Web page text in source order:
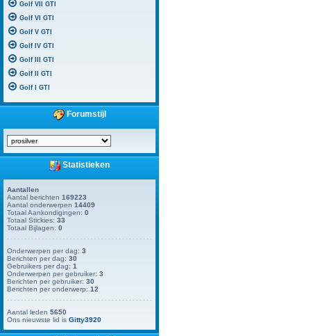
Golf VII GTI
Golf VI GTI
Golf V GTI
Golf IV GTI
Golf III GTI
Golf II GTI
Golf I GTI
Forumstijl
Statistieken
Aantallen
Aantal berichten 169223
Aantal onderwerpen 14409
Totaal Aankondigingen: 0
Totaal Stickies: 33
Totaal Bijlagen: 0
Onderwerpen per dag: 3
Berichten per dag: 30
Gebruikers per dag: 1
Onderwerpen per gebruiker: 3
Berichten per gebruiker: 30
Berichten per onderwerp: 12
Aantal leden 5650
Ons nieuwste lid is Gitty3920